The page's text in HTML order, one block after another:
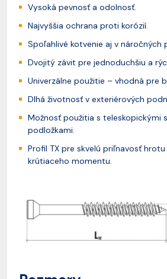
Vysoká pevnosť a odolnosť.
Najvyššia ochrana proti korózií.
Spoľahlivé kotvenie aj v náročných
Dvojitý závit pre jednoduchšiu a
Univerzálne použitie – vhodná pre
Dlhá životnosť v exteriérových
Možnosť použitia s teleskopickými
podložkami.
Profil TX pre skvelú priľnavosť
krútiaceho momentu.